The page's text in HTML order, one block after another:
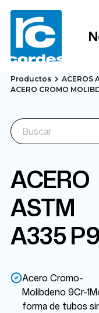
Productos
ACEROS
ACERO CROMO
ACERO
ASTM
A335 P9
Acero Cromo-
Molibdeno 9Cr-
forma de tubos